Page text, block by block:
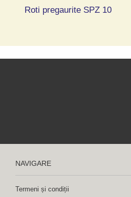
Roti pregaurite SPZ 10
NAVIGARE
Termeni și condiții